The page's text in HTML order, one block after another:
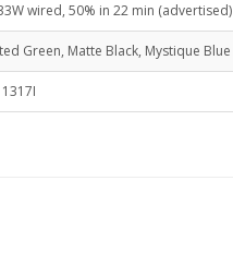
wired, 50% in 22 min (advertised)
Green, Matte Black, Mystique Blue